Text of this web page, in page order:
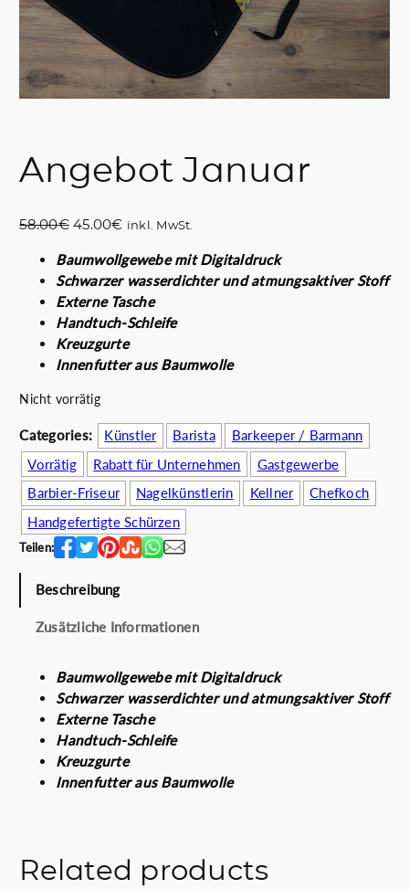
Angebot Januar
58.00€ U
s
p
r
ü
n
g
c
h
e
r
P
r
e
w
:
5
8
.
0
0
45.00€A
t
u
e
l
l
e
r
e
i
i
s
t
5
0
€
.
inkl. MwSt.
Baumwollgewebe mit Digitaldruck
Schwarzer wasserdichter und atmungsaktiver Stoff
Externe Tasche
Handtuch-Schleife
Kreuzgurte
Innenfutter aus Baumwolle
Nicht vorrätig
Categories: Künstler Barista
Barkeeper / Barmann
Vorrätig
Rabatt für Unternehmen
Gastgewerbe
Barbier-Friseur
Nagelkünstlerin Kellner
Chefkoch
Handgefertigte Schürzen
Teilen:
Beschreibung
Zusätzliche Informationen
Baumwollgewebe mit Digitaldruck
Schwarzer wasserdichter und atmungsaktiver Stoff
Externe Tasche
Handtuch-Schleife
Kreuzgurte
Innenfutter aus Baumwolle
Related products